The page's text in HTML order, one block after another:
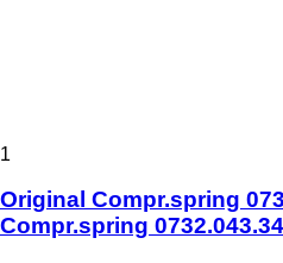
1
Original Compr.spring
Compr.spring